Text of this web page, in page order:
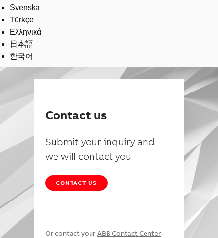
Svenska
Türkçe
Ελληνικά
日本語
한국어
Contact us
Submit your inquiry and
we will contact you
CONTACT US
Or contact your ABB Contact Center